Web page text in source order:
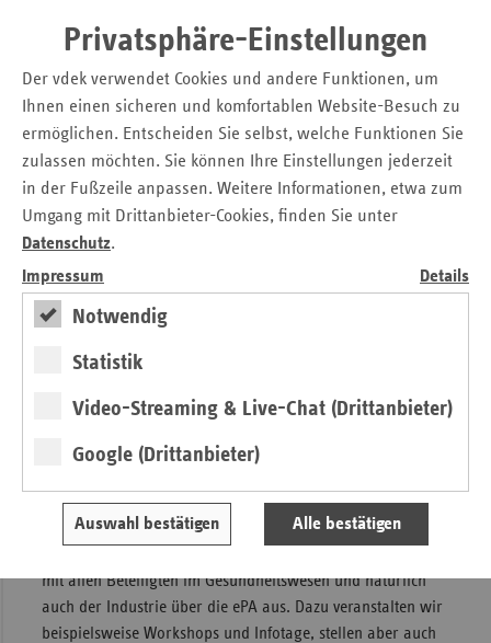
Privatsphäre-Einstellungen
Der vdek verwendet Cookies und andere Funktionen, um
Ihnen einen sicheren und komfortablen Website-Besuch zu
ermöglichen. Entscheiden Sie selbst, welche Funktionen Sie
zulassen möchten. Sie können Ihre Einstellungen jederzeit
in der Fußzeile anpassen. Weitere Informationen, etwa zum
Umgang mit Drittanbieter-Cookies, finden Sie unter
Datenschutz.
Impressum
Details
Notwendig
Statistik
Video-Streaming & Live-Chat (Drittanbieter)
Google (Drittanbieter)
Auswahl bestätigen Alle bestätigen
von außen zu Wort kommen und durch das die
Digitalisierung des deutschen Gesundheitswesens
vorangetrieben wird – mit nachgefragten Konzepten, die
sich ausschließlich an der Versorgungsrealität und dem
Nutzen orientieren. Dieser fundamentale Wandel ist
notwendig, damit wir überhaupt eine Chance zur digitalen
Aufholjagd in Europa haben. Darüber hinaus ändern wir
unsere internen Arbeitsabläufe. Wir testen nur noch, was
auch von uns zertifiziert wird, und wollen
Dazu gehört auch, den Herstellern klare Termine und
Ansprechpartner zu übermitteln, damit alle Beteiligten
Arbeitsweise der gematik führt zu mehr Akzeptanz,
Transparenz, Relevanz und Effizienz bei der digitalen
Vernetzung des Gesundheitswesens.
Ein großer Meilenstein wird die Einführung der
elektronischen Patientenakte (ePA) im Jahr 2021 sein. Wie
gut ist die gematik dafür aufgestellt?
mit allen Beteiligten im Gesundheitswesen und natürlich
auch der Industrie über die ePA aus. Dazu veranstalten wir
beispielsweise Workshops und Infotage, stellen aber auch